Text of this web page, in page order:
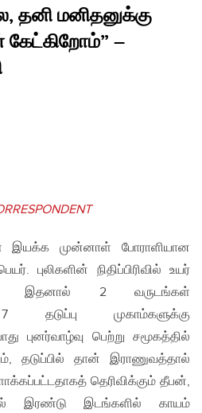
தனி மனிதனுக்கு
–
இயக்க முன்னாள் போராளியான
புலிகளின் நிதிப்பிரிவில் உயர்
இதனால் 2 வருடங்கள்
7 தடுப்பு முகாம்களுக்கு
புனர்வாழ்வு பெற்று சமூகத்தில்
தடுப்பில் தான் இராணுவத்தால்
தெரிவிக்கும் தீபன்,
இரண்டு இடங்களில் காயம்